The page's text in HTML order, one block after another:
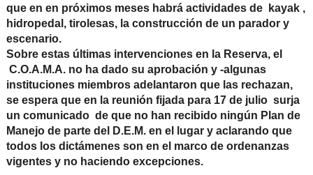
que en en próximos meses habrá actividades de
kayak ,
hidropedal, tirolesas, la construcción de un parador y
escenario.
Sobre estas últimas intervenciones en la Reserva, el
C.O.A.M.A. no ha dado su aprobación y -algunas
instituciones miembros adelantaron que las rechazan,
se espera que en la reunión fijada para 17 de julio surja
un comunicado de que no han recibido ningún Plan de
Manejo de parte del D.E.M. en el lugar y aclarando que
todos los dictámenes son en el marco de ordenanzas
vigentes y no haciendo excepciones.